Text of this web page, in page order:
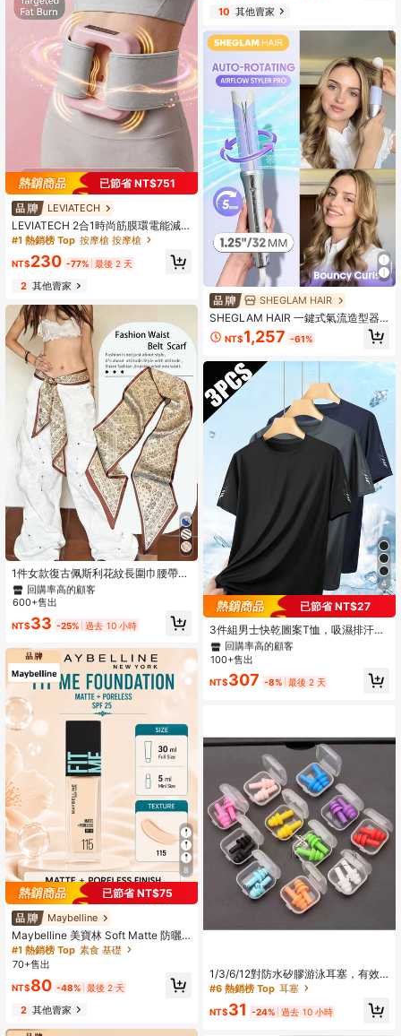
已節省 NT$751
LEVIATECH
LEVIATECH 2合1時尚筋膜環電能減
脂機，USB充電式，5段震動，便攜式
身體塑形按摩器，適用於啤酒肚與粗
腿
#1 熱銷榜 Top 按摩槍 按摩槍
NT$230 -77% 最後 2 天
2其他賣家
1件女款復古佩斯利花紋長圍巾腰帶，
裝飾流蘇腰部配件
#2 熱銷榜 Top
滌綸 女式腰帶
回購率高的顧客
#2 熱銷榜 Top 滌綸 女式腰帶
回購率高的顧客
#2 熱銷榜 Top 滌綸 女式腰帶
回購率高的顧客
#2 熱銷榜 Top
回購率高的顧客
600+售出
NT$33 -25% 過去 10 小時
8
已節省 NT$75
Maybelline
Maybelline 美寶林 Soft Matte 防曬
粉底液 115，5/30ml，長效滋養，3
合1，無妝感，霧面完美妝效，適合油
性肌膚
#1 熱銷榜 Top 素食 基礎
70+售出
NT$80 -48% 最後 2 天
2其他賣家
10 其他賣家
SHEGLAM HAIR
SHEGLAM HAIR 一鍵式氣流造型器
Pro-32mm 銀紫色，冷風自動旋轉捲
髮棒，5分鐘快速造型，360°冷風​​一
燙傷，自動斷電，雙電壓設計，適用
於中長髮、長髮及所有髮質 - 美髮插
頭 禮物 粉紅色的 化妝品 海灘 節慶 護
髮 Y2K 假期 夏天 美髮配件 重返校園
家
NT$1,257 -61%
4
已節省 NT$27
3件組男士快乾圖案T恤，吸濕排汗透
氣舒適版型運動衫，適合跑步健身休
閒旅行戶外運動，運動休閒風
#1 熱銷榜 Top 男士戶外T恤和背心
回購率高的顧客
#1 熱銷榜 Top 男士戶外T恤和背心
回購率高的顧客
#1 熱銷榜 Top 男士戶外T恤和背心
回購率高的顧客
#1 熱銷榜 Top
回購率高的顧客
100+售出
NT$307 -8% 最後 2 天
1/3/6/12對防水矽膠游泳耳塞，有效
降噪，隨機顏色
#6 熱銷榜 Top 耳塞
NT$31 -24% 過去 10 小時